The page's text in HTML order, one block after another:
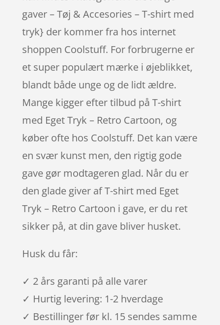
gaver – Tøj & Accesories – T-shirt med
tryk} der kommer fra hos internet
shoppen Coolstuff. For forbrugerne er
et super populært mærke i øjeblikket,
blandt både unge og de lidt ældre.
Mange kigger efter tilbud på T-shirt
med Eget Tryk – Retro Cartoon, og
køber ofte hos Coolstuff. Det kan være
en svær kunst men, den rigtig gode
gave gør modtageren glad. Når du er
den glade giver af T-shirt med Eget
Tryk – Retro Cartoon i gave, er du ret
sikker på, at din gave bliver husket.
Husk du får:
✓ 2 års garanti på alle varer
✓ Hurtig levering: 1-2 hverdage
✓ Bestillinger før kl. 15 sendes samme